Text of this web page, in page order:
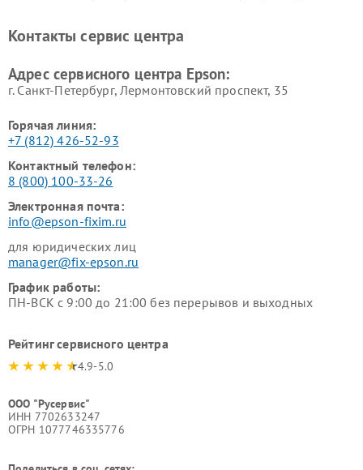
Контакты сервис центра
Адрес сервисного центра Epson:
г. Санкт-Петербург, Лермонтовский проспект, 35
Горячая линия:
+7 (812) 426-52-93
Контактный телефон:
8 (800) 100-33-26
Электронная почта:
info@epson-fixim.ru
для юридических лиц
manager@fix-epson.ru
График работы:
ПН-ВСК с 9:00 до 21:00 без перерывов и выходных
Рейтинг сервисного центра
4.9-5.0
ООО "Русервис"
ИНН 7702633247
ОГРН 1077746335776